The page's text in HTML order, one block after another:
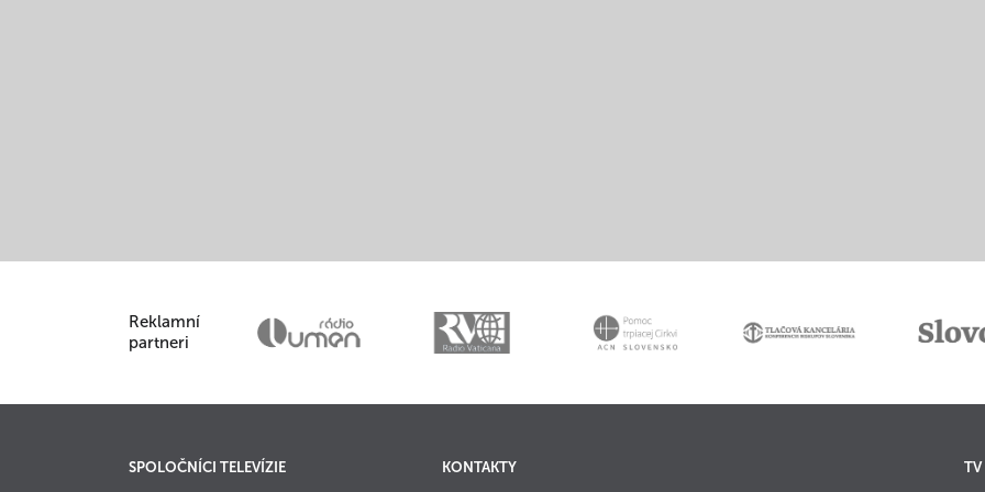
Reklamní
partneri
SPOLOČNÍCI TELEVÍZIE KONTAKTY TV